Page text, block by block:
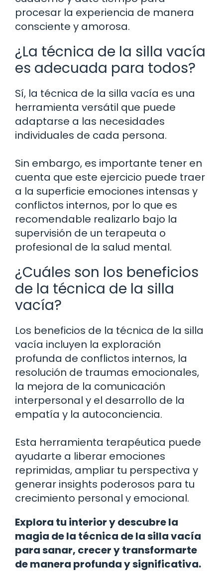
procesar la experiencia de manera
consciente y amorosa.
¿La técnica de la silla vacía
es adecuada para todos?
Sí, la técnica de la silla vacía es una
herramienta versátil que puede
adaptarse a las necesidades
individuales de cada persona.
Sin embargo, es importante tener en
cuenta que este ejercicio puede traer
a la superficie emociones intensas y
conflictos internos, por lo que es
recomendable realizarlo bajo la
supervisión de un terapeuta o
profesional de la salud mental.
¿Cuáles son los beneficios
de la técnica de la silla
vacía?
Los beneficios de la técnica de la silla
vacía incluyen la exploración
profunda de conflictos internos, la
resolución de traumas emocionales,
la mejora de la comunicación
interpersonal y el desarrollo de la
empatía y la autoconciencia.
Esta herramienta terapéutica puede
ayudarte a liberar emociones
reprimidas, ampliar tu perspectiva y
generar insights poderosos para tu
crecimiento personal y emocional.
Explora tu interior y descubre la
magia de la técnica de la silla vacía
para sanar, crecer y transformarte
de manera profunda y significativa.